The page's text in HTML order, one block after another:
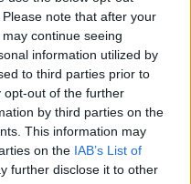
note that after your
continue seeing
information utilized by
to third parties prior to
opt-out of the further
by third parties on the
This information may
on the IAB’s List of
further disclose it to other